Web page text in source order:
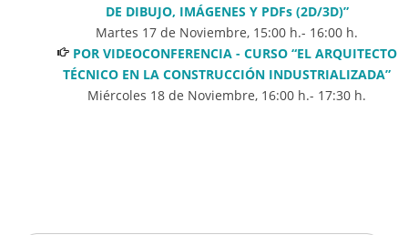
DE DIBUJO, IMÁGENES Y PDFs (2D/3D)”
Martes 17 de Noviembre, 15:00 h.- 16:00 h.
POR VIDEOCONFERENCIA - CURSO “EL ARQUITECTO
TÉCNICO EN LA CONSTRUCCIÓN INDUSTRIALIZADA”
Miércoles 18 de Noviembre, 16:00 h.- 17:30 h.